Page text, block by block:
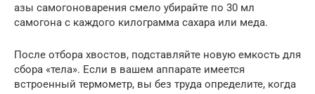
азы самогоноварения смело убирайте по 30 мл
самогона с каждого килограмма сахара или меда.
После отбора хвостов, подставляйте новую емкость для
сбора «тела». Если в вашем аппарате имеется
встроенный термометр, вы без труда определите, когда